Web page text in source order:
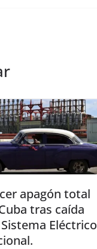
apagón total
tras caída
Eléctrico